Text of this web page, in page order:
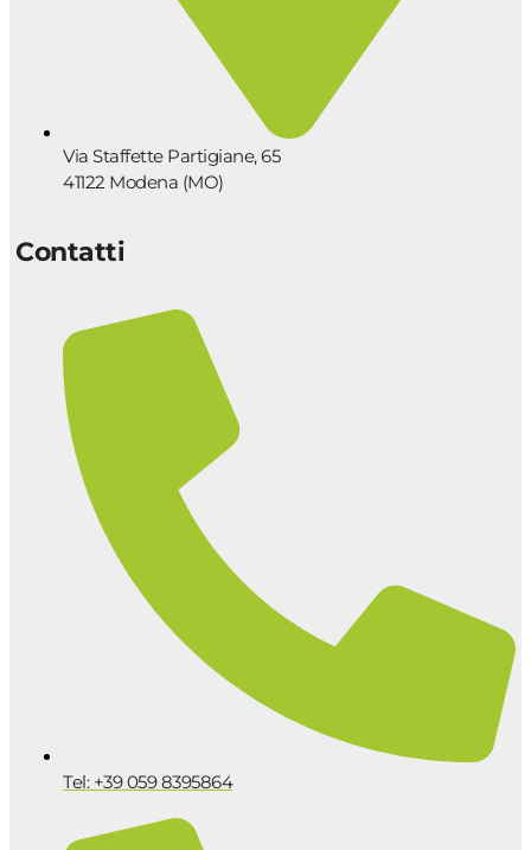
Via Staffette Partigiane, 65
41122 Modena (MO)
Contatti
Tel: +39 059 8395864